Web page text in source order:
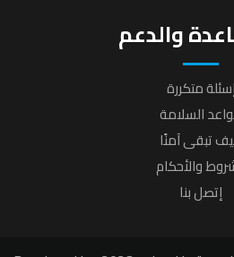
والدعم
متكررة
السلامة
تبقى آمنًا
والأحكام
إتصل بنا